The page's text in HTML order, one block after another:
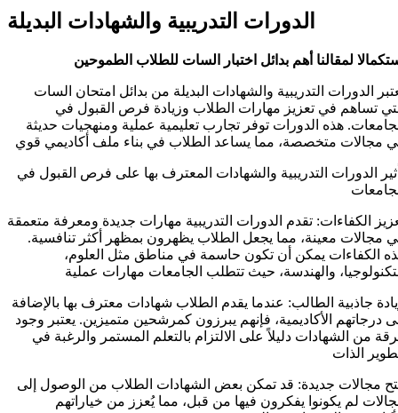
الدورات التدريبية والشهادات البديلة
لمقالنا أهم بدائل اختبار السات للطلاب الطموحين
الدورات التدريبية والشهادات البديلة من بدائل امتحان السات
تساهم في تعزيز مهارات الطلاب وزيادة فرص القبول في
هذه الدورات توفر تجارب تعليمية عملية ومنهجيات حديثة
مجالات متخصصة، مما يساعد الطلاب في بناء ملف أكاديمي قوي
الدورات التدريبية والشهادات المعترف بها على فرص القبول في
الكفاءات: تقدم الدورات التدريبية مهارات جديدة ومعرفة متعمقة
مجالات معينة، مما يجعل الطلاب يظهرون بمظهر أكثر تنافسية.
الكفاءات يمكن أن تكون حاسمة في مناطق مثل العلوم،
والهندسة، حيث تتطلب الجامعات مهارات عملية
جاذبية الطالب: عندما يقدم الطلاب شهادات معترف بها بالإضافة
درجاتهم الأكاديمية، فإنهم يبرزون كمرشحين متميزين. يعتبر وجود
من الشهادات دليلاً على الالتزام بالتعلم المستمر والرغبة في
مجالات جديدة: قد تمكن بعض الشهادات الطلاب من الوصول إلى
لم يكونوا يفكرون فيها من قبل، مما يُعزز من خياراتهم